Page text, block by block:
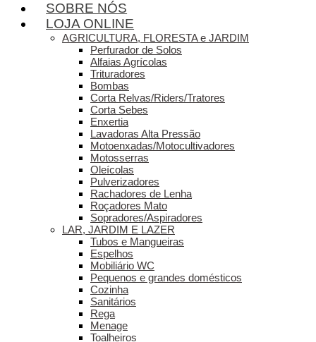
SOBRE NÓS
LOJA ONLINE
AGRICULTURA, FLORESTA e JARDIM
Perfurador de Solos
Alfaias Agrícolas
Trituradores
Bombas
Corta Relvas/Riders/Tratores
Corta Sebes
Enxertia
Lavadoras Alta Pressão
Motoenxadas/Motocultivadores
Motosserras
Oleícolas
Pulverizadores
Rachadores de Lenha
Roçadores Mato
Sopradores/Aspiradores
LAR, JARDIM E LAZER
Tubos e Mangueiras
Espelhos
Mobiliário WC
Pequenos e grandes domésticos
Cozinha
Sanitários
Rega
Menage
Toalheiros